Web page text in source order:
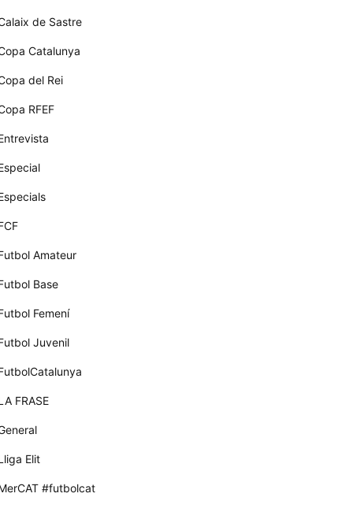
de Sastre
Catalunya
del Rei
RFEF
Amateur
Base
Femení
Juvenil
FRASE
Elit
#futbolcat